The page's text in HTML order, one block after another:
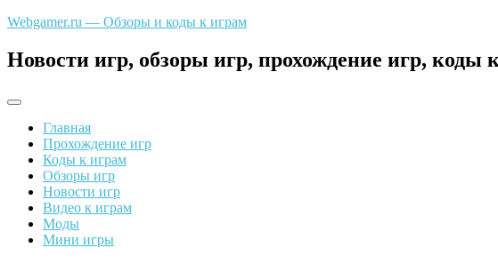
Перейти
содержимому
Webgamer.ru — Обзоры и коды к играм
Новости игр, обзоры игр, прохождение игр, коды
Главная
Прохождение игр
Коды к играм
Обзоры игр
Новости игр
Видео к играм
Моды
Мини игры